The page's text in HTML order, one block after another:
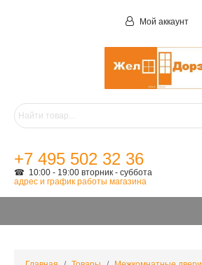
Мой аккаунт
+7 495 502 32 36
☎ 10:00 - 19:00 вторник - суббота
адрес и график работы магазина